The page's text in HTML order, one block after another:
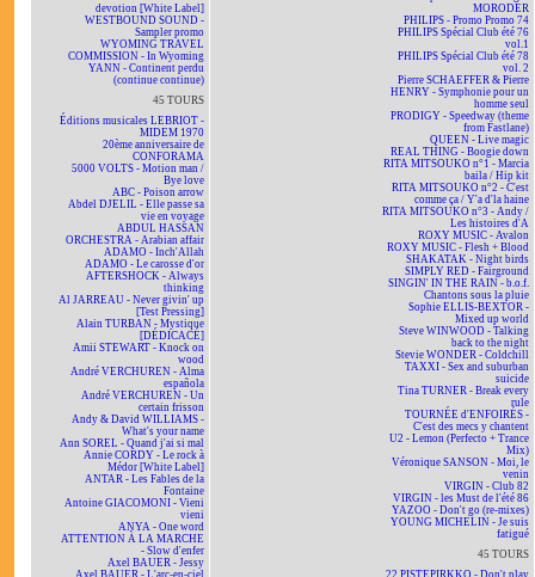
devotion [White Label]
WESTBOUND SOUND -
Sampler promo
WYOMING TRAVEL
COMMISSION - In Wyoming
YANN - Continent perdu
(continue continue)
45 TOURS
Éditions musicales LEBRIOT -
MIDEM 1970
20ème anniversaire de
CONFORAMA
5000 VOLTS - Motion man /
Bye love
ABC - Poison arrow
Abdel DJELIL - Elle passe sa
vie en voyage
ABDUL HASSAN
ORCHESTRA - Arabian affair
ADAMO - Inch'Allah
ADAMO - Le carosse d'or
AFTERSHOCK - Always
thinking
Al JARREAU - Never givin' up
[Test Pressing]
Alain TURBAN - Mystique
[DÉDICACÉ]
Amii STEWART - Knock on
wood
André VERCHUREN - Alma
española
André VERCHUREN - Un
certain frisson
Andy & David WILLIAMS -
What's your name
Ann SOREL - Quand j'ai si mal
Annie CORDY - Le rock à
Médor [White Label]
ANTAR - Les Fables de la
Fontaine
Antoine GIACOMONI - Vieni
vieni
ANYA - One word
ATTENTION À LA MARCHE
- Slow d'enfer
Axel BAUER - Jessy
Axel BAUER - L'arc-en-ciel
MORODER
PHILIPS - Promo Promo 74
PHILIPS Spécial Club été 76
vol.1
PHILIPS Spécial Club été 78
vol. 2
Pierre SCHAEFFER & Pierre
HENRY - Symphonie pour un
homme seul
PRODIGY - Speedway (theme
from Fastlane)
QUEEN - Live magic
REAL THING - Boogie down
RITA MITSOUKO n°1 - Marcia
baila / Hip kit
RITA MITSOUKO n°2 - C'est
comme ça / Y'a d'la haine
RITA MITSOUKO n°3 - Andy /
Les histoires d'A
ROXY MUSIC - Avalon
ROXY MUSIC - Flesh + Blood
SHAKATAK - Night birds
SIMPLY RED - Fairground
SINGIN' IN THE RAIN - b.o.f.
Chantons sous la pluie
Sophie ELLIS-BEXTOR -
Mixed up world
Steve WINWOOD - Talking
back to the night
Stevie WONDER - Coldchill
TAXXI - Sex and suburban
suicide
Tina TURNER - Break every
rule
TOURNÉE d'ENFOIRÉS -
C'est des mecs y chantent
U2 - Lemon (Perfecto + Trance
Mix)
Véronique SANSON - Moi, le
venin
VIRGIN - Club 82
VIRGIN - les Must de l'été 86
YAZOO - Don't go (re-mixes)
YOUNG MICHELIN - Je suis
fatigué
45 TOURS
22 PISTEPIRKKO - Don't play